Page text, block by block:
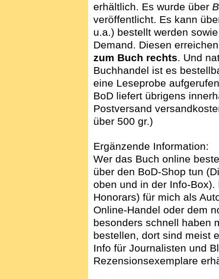
erhältlich. Es wurde über
veröffentlicht. Es kann
u.a.) bestellt werden
Demand. Diesen
zum Buch rechts. Und
Buchhandel ist es
eine Leseprobe
BoD liefert übrigens
Postversand
über 500 gr.)
Ergänzende Information:
Wer das Buch online
über den BoD-Shop tun
oben und in der Info-
Honorars) für mich als
Online-Handel oder dem
besonders schnell haben
bestellen, dort sind meist
Info für Journalisten und
Rezensionsexemplare